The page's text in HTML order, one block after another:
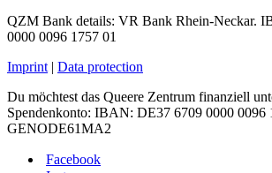
QZM Bank details: VR Bank Rhein-Neckar.
0000 0096 1757 01
Imprint | Data protection
Du möchtest das Queere Zentrum finanziell
Spendenkonto: IBAN: DE37 6709 0000 0096
GENODE61MA2
Facebook